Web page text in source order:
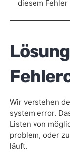
diesem Fehler
Wir verstehen
system error.
Listen von
problem, oder
läuft.